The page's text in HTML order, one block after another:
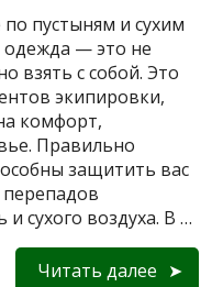
пустыням и сухим
— это не
взять с собой. Это
экипировки,
комфорт,
Правильно
защитить вас
сухого воздуха. В …
Читать далее